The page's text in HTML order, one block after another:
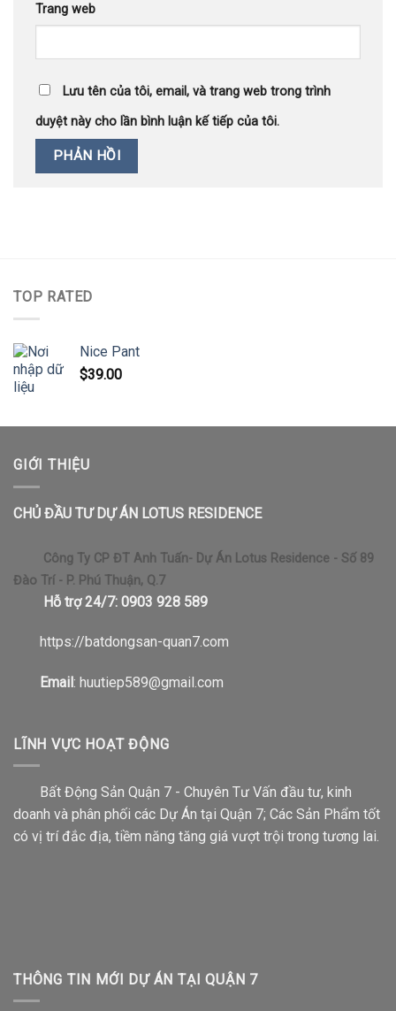
Trang web
Lưu tên của tôi, email, và trang web trong trình
duyệt này cho lần bình luận kế tiếp của tôi.
TOP RATED
Nice Pant
$39.00
GIỚI THIỆU
CHỦ ĐẦU TƯ DỰ ÁN LOTUS RESIDENCE
Công Ty CP ĐT Anh Tuấn- Dự Án Lotus Residence - Số 89
Đào Trí - P. Phú Thuận, Q.7
Hỗ trợ 24/7: 0903 928 589
https://batdongsan-quan7.com
Email: huutiep589@gmail.com
LĨNH VỰC HOẠT ĐỘNG
Bất Động Sản Quận 7 - Chuyên Tư Vấn đầu tư, kinh
doanh và phân phối các Dự Án tại Quận 7; Các Sản Phẩm tốt
có vị trí đắc địa, tiềm năng tăng giá vượt trội trong tương lai.
THÔNG TIN MỚI DỰ ÁN TẠI QUẬN 7